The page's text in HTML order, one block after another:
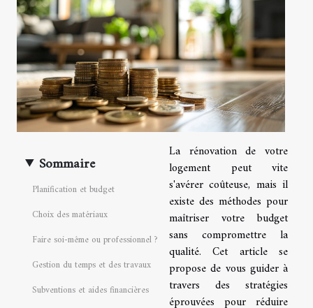
Sommaire
Planification et budget
Choix des matériaux
Faire soi-même ou professionnel ?
Gestion du temps et des travaux
Subventions et aides financières
La rénovation de votre
logement peut vite
s'avérer coûteuse, mais il
existe des méthodes pour
maîtriser votre budget
sans compromettre la
qualité. Cet article se
propose de vous guider à
travers des stratégies
éprouvées pour réduire